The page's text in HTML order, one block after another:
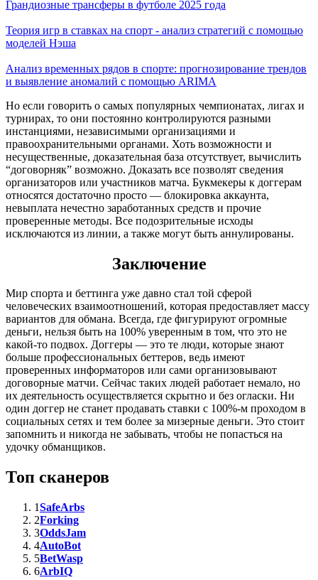
Грандиозные трансферы в футболе 2025 года
Теория игр в ставках на спорт - анализ стратегий с помощью
моделей Нэша
Анализ временных рядов в спорте: прогнозирование трендов
и выявление аномалий с помощью ARIMA
Но если говорить о самых популярных чемпионатах, лигах и
турнирах, то они постоянно контролируются разными
инстанциями, независимыми организациями и
правоохранительными органами. Хоть возможности и
несущественные, доказательная база отсутствует, вычислить
“договорняк” возможно. Доказать все позволят сведения
организаторов или участников матча. Букмекеры к доггерам
относятся достаточно просто — блокировка аккаунта,
невыплата нечестно заработанных средств и прочие
проверенные методы. Все подозрительные исходы
исключаются из линии, а также могут быть аннулированы.
Заключение
Мир спорта и беттинга уже давно стал той сферой
человеческих взаимоотношений, которая предоставляет массу
вариантов для обмана. Всегда, где фигурируют огромные
деньги, нельзя быть на 100% уверенным в том, что это не
какой-то подвох. Доггеры — это те люди, которые знают
больше профессиональных беттеров, ведь имеют
проверенных информаторов или сами организовывают
договорные матчи. Сейчас таких людей работает немало, но
их деятельность осуществляется скрытно и без огласки. Ни
один доггер не станет продавать ставки с 100%-м проходом в
социальных сетях и тем более за мизерные деньги. Это стоит
запомнить и никогда не забывать, чтобы не попасться на
удочку обманщиков.
Топ сканеров
1SafeArbs
2Forking
3OddsJam
4AutoBot
5BetWasp
6ArbIQ